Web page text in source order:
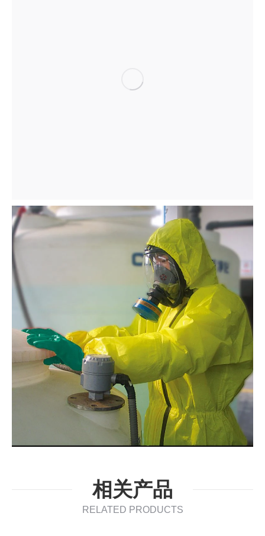
相关产品
RELATED PRODUCTS